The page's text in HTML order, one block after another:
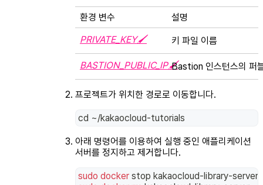
환경 변수
설명
PRIVATE_KEY🖌
키 파일 이름
BASTION_PUBLIC_IP🖌Bastion 인스턴스의 퍼
프로젝트가 위치한 경로로 이동합니다.
cd ~/kakaocloud-tutorials
아래 명령어를 이용하여 실행 중인 애플리케이션
서버를 정지하고 제거합니다.
sudo docker stop kakaocloud-library-server